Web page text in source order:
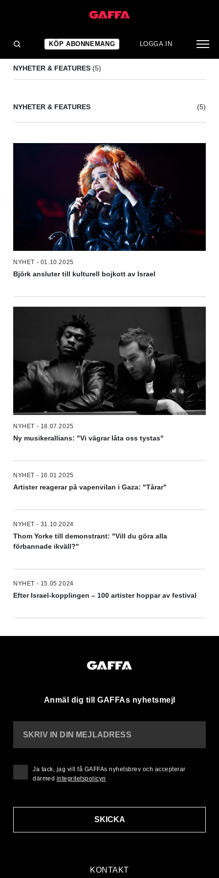
KÖP ABONNEMANG LOGGA IN
NYHETER & FEATURES (5)
NYHETER & FEATURES (5)
NYHET - 01.10.2025
Björk ansluter till kulturell bojkott av Israel
NYHET - 18.07.2025
Ny musikerallians: "Vi vägrar låta oss tystas"
NYHET - 16.01.2025
Artister reagerar på vapenvilan i Gaza: "Tårar"
NYHET - 31.10.2024
Thom Yorke till demonstrant: "Vill du göra alla
förbannade ikväll?"
NYHET - 15.05.2024
Efter Israel-kopplingen – 100 artister hoppar av festival
Anmäl dig till GAFFAs nyhetsmejl
KONTAKT
SKRIV IN DIN MEJLADRESS
SKICKA
Ja tack, jag vill få GAFFAs nyhetsbrev och accepterar
därmed integritetspolicyn